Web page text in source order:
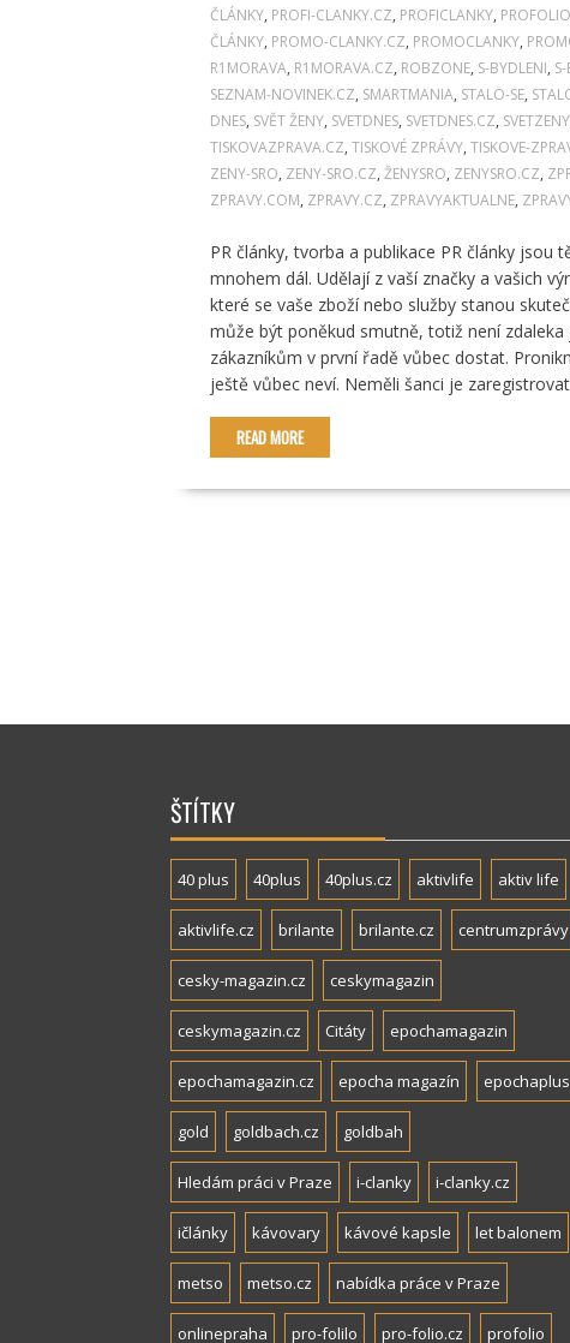
ČLÁNKY, PROFI-CLANKY.CZ, PROFICLANKY, PROFOLIO
ČLÁNKY, PROMO-CLANKY.CZ, PROMOCLANKY,
R1MORAVA, R1MORAVA.CZ, ROBZONE, S-BYDLENI,
SEZNAM-NOVINEK.CZ, SMARTMANIA, STALO-SE,
DNES, SVĚT ŽENY, SVETDNES, SVETDNES.CZ, SVETZENY
TISKOVAZPRAVA.CZ, TISKOVÉ ZPRÁVY, TISKOVE-
ZENY-SRO, ZENY-SRO.CZ, ŽENYSRO, ZENYSRO.CZ,
ZPRAVY.COM, ZPRAVY.CZ, ZPRAVYAKTUALNE,
PR články, tvorba a publikace PR články
mnohem dál. Udělají z vaší značky a vašich
které se vaše zboží nebo služby stanou
může být poněkud smutně, totiž není
zákazníkům v první řadě vůbec dostat.
ještě vůbec neví. Neměli šanci je
READ MORE
ŠTÍTKY
40 plus 40plus 40plus.cz aktivlife aktiv life
aktivlife.cz brilante brilante.cz centrumzprávy
cesky-magazin.cz ceskymagazin
ceskymagazin.cz Citáty epochamagazin
epochamagazin.cz epocha magazín epochaplus
gold goldbach.cz goldbah
Hledám práci v Praze i-clanky i-clanky.cz
ičlánky kávovary kávové kapsle let balonem
metso metso.cz nabídka práce v Praze
onlinepraha pro-folilo pro-folio.cz profolio